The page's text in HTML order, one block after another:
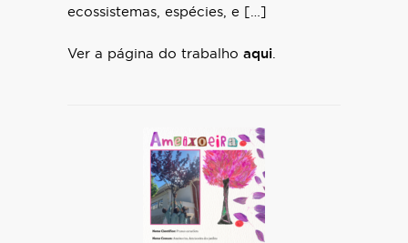
ecossistemas, espécies, e […]
Ver a página do trabalho aqui